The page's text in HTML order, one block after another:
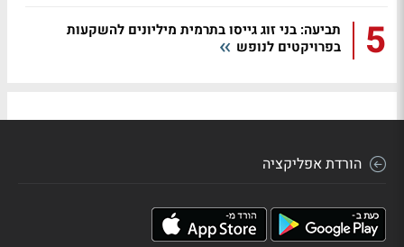
5
תביעה: בני זוג גייסו בתרמית מיליונים להשקעות
בפרויקטים לנופש
הורדת אפליקציה